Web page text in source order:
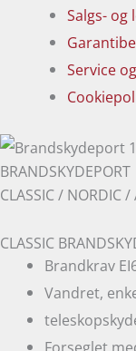
Salgs- og
Service
BRANDSKYDEPORT
CLASSIC / NORDIC /
CLASSIC
Brandkrav
Vandret,
Forseglet